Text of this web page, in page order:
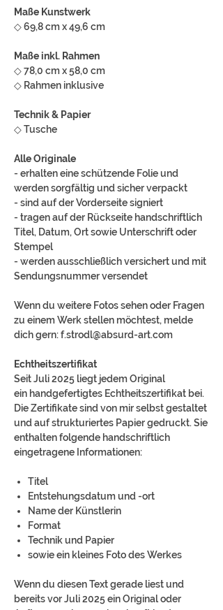
Maße Kunstwerk
◇ 69,8 cm x 49,6 cm
Maße inkl. Rahmen
◇ 78,0 cm x 58,0 cm
◇ Rahmen inklusive
Technik & Papier
◇ Tusche
Alle Originale
- erhalten eine schützende Folie und
werden sorgfältig und sicher verpackt
- sind auf der Vorderseite signiert
- tragen auf der Rückseite handschriftlich
Titel, Datum, Ort sowie Unterschrift oder
Stempel
- werden ausschließlich versichert und mit
Sendungsnummer versendet
Wenn du weitere Fotos sehen oder Fragen
zu einem Werk stellen möchtest, melde
dich gern: f.strodl@absurd-art.com
Echtheitszertifikat
Seit Juli 2025 liegt jedem Original
ein handgefertigtes Echtheitszertifikat bei.
Die Zertifikate sind von mir selbst gestaltet
und auf strukturiertes Papier gedruckt. Sie
enthalten folgende handschriftlich
eingetragene Informationen:
Titel
Entstehungsdatum und -ort
Name der Künstlerin
Format
Technik und Papier
sowie ein kleines Foto des Werkes
Wenn du diesen Text gerade liest und
bereits vor Juli 2025 ein Original oder